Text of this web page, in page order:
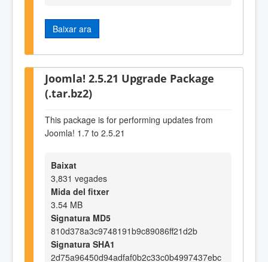
Baixar ara
Joomla! 2.5.21 Upgrade Package
(.tar.bz2)
This package is for performing updates from
Joomla! 1.7 to 2.5.21
Baixat
3,831 vegades
Mida del fitxer
3.54 MB
Signatura MD5
810d378a3c9748191b9c89086ff21d2b
Signatura SHA1
2d75a96450d94adfaf0b2c33c0b4997437ebc